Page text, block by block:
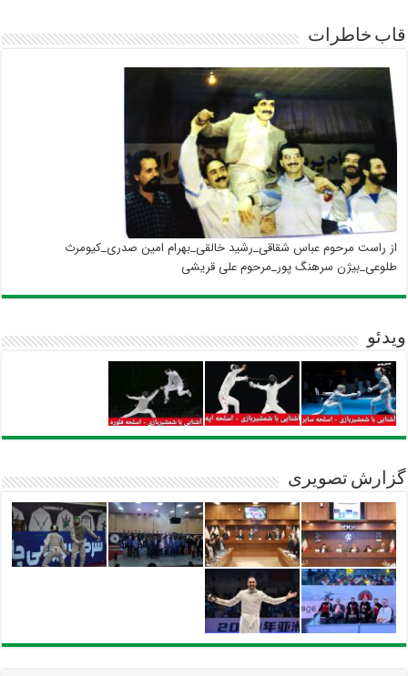
قاب خاطرات
از راست مرحوم عباس شقاقی_رشید خالقی_بهرام امین صدری_کیومرث
طلوعی_بیژن سرهنگ پور_مرحوم علی قریشی
ویدئو
گزارش تصویری